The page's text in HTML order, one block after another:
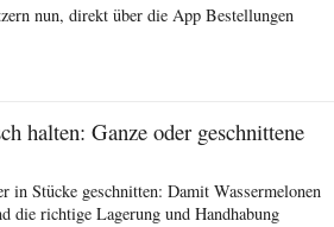
nun, direkt über die App Bestellungen
halten: Ganze oder geschnittene
in Stücke geschnitten: Damit Wassermelonen
die richtige Lagerung und Handhabung